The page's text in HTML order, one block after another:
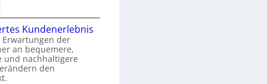
Kundenerlebnis
Erwartungen der
an bequemere,
und nachhaltigere
den